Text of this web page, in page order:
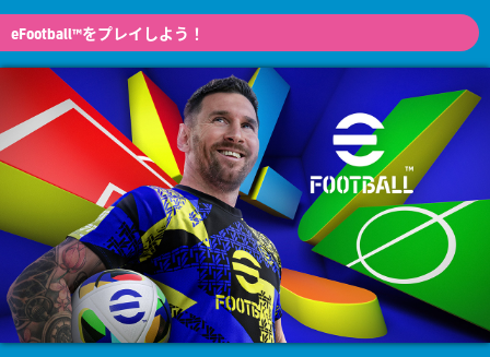
eFootball™をプレイしよう！